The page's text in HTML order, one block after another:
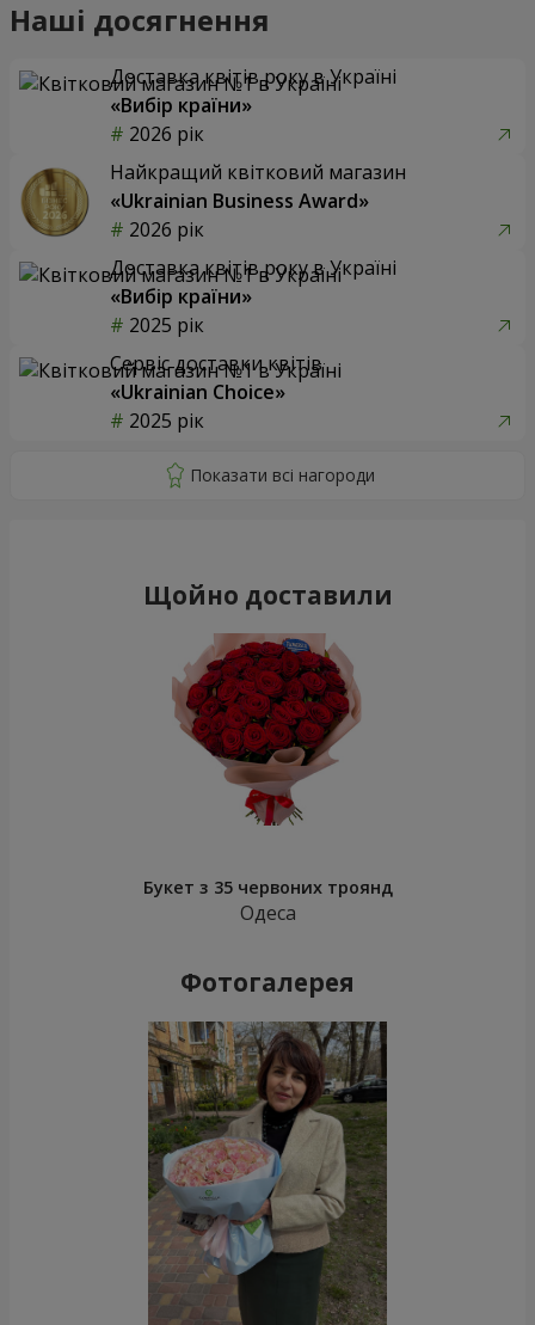
Наші досягнення
Доставка квітів року в Україні
«Вибір країни»
2026 рік
Найкращий квітковий магазин
«Ukrainian Business Award»
2026 рік
Доставка квітів року в Україні
«Вибір країни»
2025 рік
Сервіс доставки квітів
«Ukrainian Choice»
2025 рік
Щойно доставили
Букет з 35 червоних троянд
Одеса
Фотогалерея